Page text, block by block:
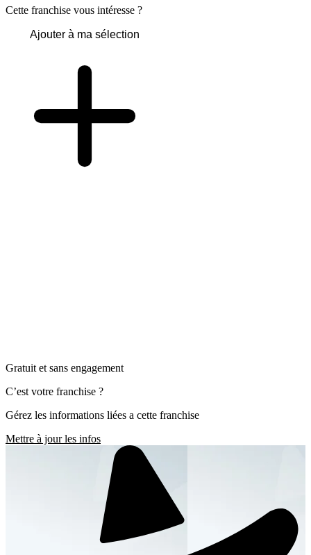
Cette franchise vous intéresse ?
Ajouter à ma sélection
Gratuit et sans engagement
C’est votre franchise ?
Gérez les informations liées a cette franchise
Mettre à jour les infos